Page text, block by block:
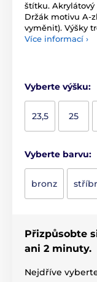
štítku.
Držák motivu A-
vyměnit). Výšky
Více informací ›
Vyberte výšku:
23,5 25
Vyberte barvu:
bronz
Přizpůsobte
ani 2 minuty.
Nejdříve